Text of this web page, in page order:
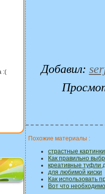
:(
Добавил:
Похожие материалы :
страстные
Как правильно
креативные туфли
для любимой киски
Как использовать
Вот что